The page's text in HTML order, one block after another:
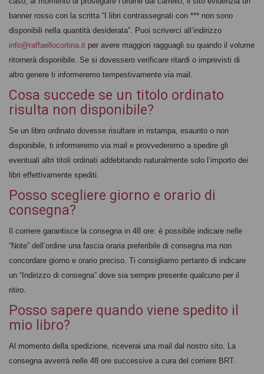
banner rosso con la scritta “I libri contrassegnati con *** non sono
disponibili nella quantità desiderata”. Puoi scriverci all’indirizzo
info@raffaellocortina.it per avere maggiori ragguagli su quando il volume
ritornerà disponibile. Se si dovessero verificare ritardi o imprevisti di
altro genere ti informeremo tempestivamente via mail.
Cosa succede se un titolo ordinato
risulta non disponibile?
Se un libro ordinato dovesse risultare in ristampa, esaurito o non
disponibile, ti informeremo via mail e provvederemo a spedire gli
eventuali altri titoli ordinati addebitando naturalmente solo l’importo dei
libri effettivamente spediti.
Posso scegliere giorno e orario di
consegna?
Il corriere garantisce la consegna in 48 ore: è possibile indicare nelle
“Note” dell’ordine una fascia oraria preferibile di consegna ma non
concordare giorno e orario preciso. Ti consigliamo pertanto di indicare
un “Indirizzo di consegna” dove sia sempre presente qualcuno per il
ritiro.
Posso sapere quando viene spedito il
mio libro?
Al momento della spedizione, riceverai una mail dal nostro sito. La
consegna avverrà nelle 48 ore successive a cura del corriere BRT.